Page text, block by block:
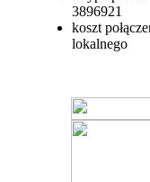
3896921
koszt
lokalnego